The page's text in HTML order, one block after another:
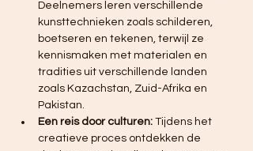
Deelnemers leren verschillende
kunsttechnieken zoals schilderen,
boetseren en tekenen, terwijl ze
kennismaken met materialen en
tradities uit verschillende landen
zoals Kazachstan, Zuid-Afrika en
Pakistan.
Een reis door culturen: Tijdens het
creatieve proces ontdekken de